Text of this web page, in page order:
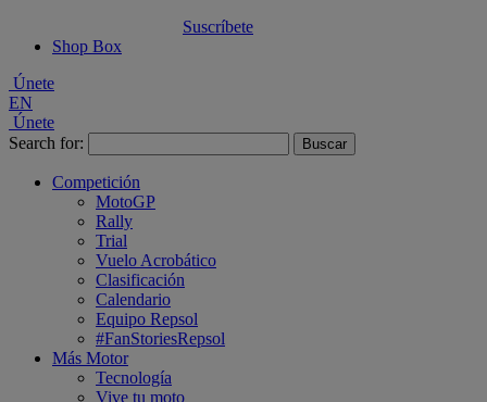
Suscríbete
Shop Box
Únete
EN
Únete
Search for:
Competición
MotoGP
Rally
Trial
Vuelo Acrobático
Clasificación
Calendario
Equipo Repsol
#FanStoriesRepsol
Más Motor
Tecnología
Vive tu moto